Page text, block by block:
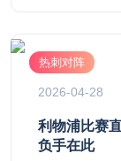
热刺对阵
2026-04-28
利物浦比赛
负手在此